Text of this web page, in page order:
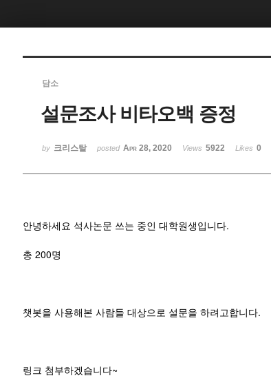
담소
설문조사 비타오백 증정
by 크리스탈 posted Apr 28, 2020 Views 5922 Likes 0
안녕하세요 석사논문 쓰는 중인 대학원생입니다.
총 200명
챗봇을 사용해본 사람들 대상으로 설문을 하려고합니다.
링크 첨부하겠습니다~
북5
북5